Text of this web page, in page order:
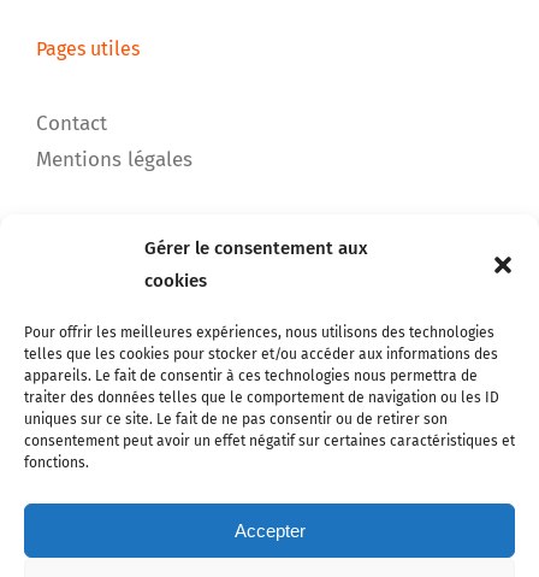
Gérer le consentement aux
cookies
Pour offrir les meilleures expériences, nous utilisons des technologies
telles que les cookies pour stocker et/ou accéder aux informations des
appareils. Le fait de consentir à ces technologies nous permettra de
traiter des données telles que le comportement de navigation ou les ID
uniques sur ce site. Le fait de ne pas consentir ou de retirer son
consentement peut avoir un effet négatif sur certaines caractéristiques et
fonctions.
Accepter
Pages utiles
Contact
Mentions légales
Notre catalogue
Chats
Chiens
Rongeurs
Chevaux